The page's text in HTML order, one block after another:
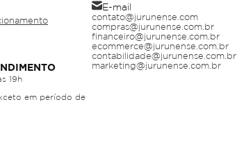
19h
em período de
E-mail
contato@jurunense.com
compras@jurunense.com.br
financeiro@jurunense.com.br
ecommerce@jurunense.com.br
contabilidade@jurunense.com.br
marketing@jurunense.com.br